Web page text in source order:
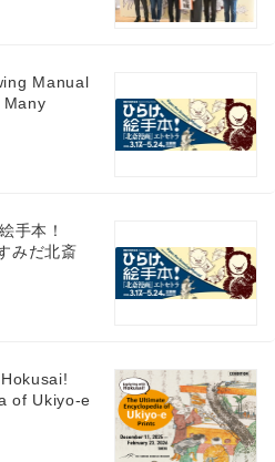
Manual
手本！
みだ北斎
of Ukiyo-e